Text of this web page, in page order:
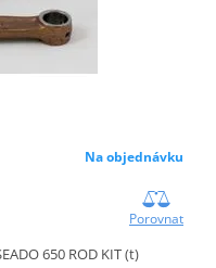
Na objednávku
Porovnat
650 ROD KIT (t)